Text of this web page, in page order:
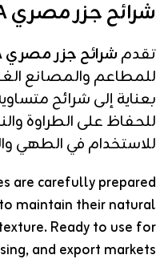
شرائح جزر مصري MAJIRA
تقدم شرائح جزر مصري MAJIRA
للمطاعم والمصانع
بعناية إلى شرائح
للحفاظ على الطراوة
للاستخدام في الطهي
are carefully prepared
maintain their natural
Ready to use for
and export markets.